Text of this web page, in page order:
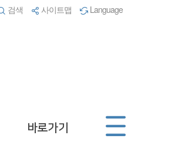
검색 사이트맵 Language
바로가기